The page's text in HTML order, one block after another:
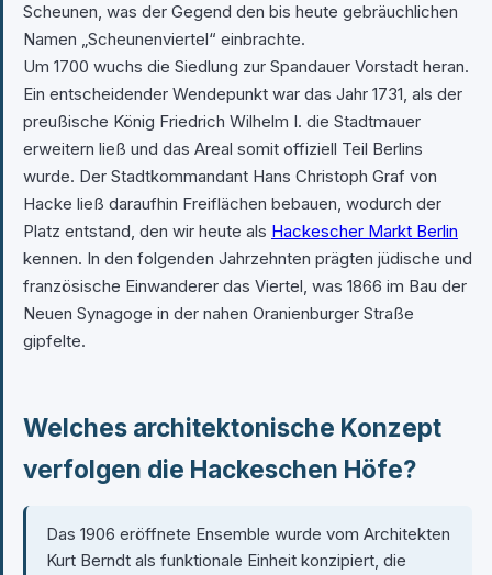
Scheunen, was der Gegend den bis heute gebräuchlichen
Namen „Scheunenviertel“ einbrachte.
Um 1700 wuchs die Siedlung zur Spandauer Vorstadt heran.
Ein entscheidender Wendepunkt war das Jahr 1731, als der
preußische König Friedrich Wilhelm I. die Stadtmauer
erweitern ließ und das Areal somit offiziell Teil Berlins
wurde. Der Stadtkommandant Hans Christoph Graf von
Hacke ließ daraufhin Freiflächen bebauen, wodurch der
Platz entstand, den wir heute als Hackescher Markt Berlin
kennen. In den folgenden Jahrzehnten prägten jüdische und
französische Einwanderer das Viertel, was 1866 im Bau der
Neuen Synagoge in der nahen Oranienburger Straße
gipfelte.
Welches architektonische Konzept
verfolgen die Hackeschen Höfe?
Das 1906 eröffnete Ensemble wurde vom Architekten
Kurt Berndt als funktionale Einheit konzipiert, die